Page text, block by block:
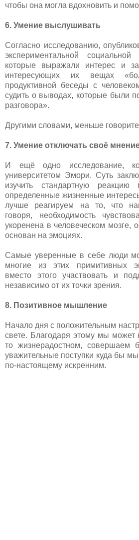
чтобы она могла вдохновить и
6. Умение выслушивать
Согласно исследованию,
экспериментальной
которые выражали интерес и
интересующих их вещах
продуктивной беседы с
судить о выводах, которые были
разговора».
Другими словами, меньше
7. Умение отключать своё
И ещё одно исследование,
университетом Эмори. Суть
изучить стандартную реакцию
определенные жизненные
лучше реагируем на то, что
говоря, необходимость
укоренена в человеческом мозге,
основан на эмоциях.
Самые уверенные в себе люди
многие из этих примитивных
вместо этого участвовать и
независимо от их точки зрения.
8. Позитивное мышление
Начало дня с положительным
свете. Благодаря этому мы может
то жизнерадостном, совершаем
уважительные поступки куда бы
по-настоящему искренним.